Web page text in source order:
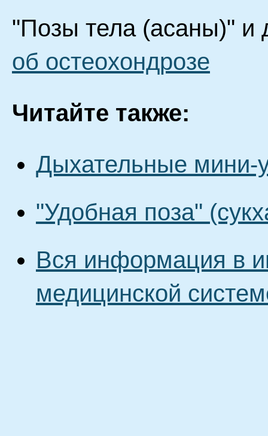
"Позы тела (асаны)" и
об остеохондрозе
Читайте также:
Дыхательные мини-
"Удобная поза"
Вся информация в
медицинской